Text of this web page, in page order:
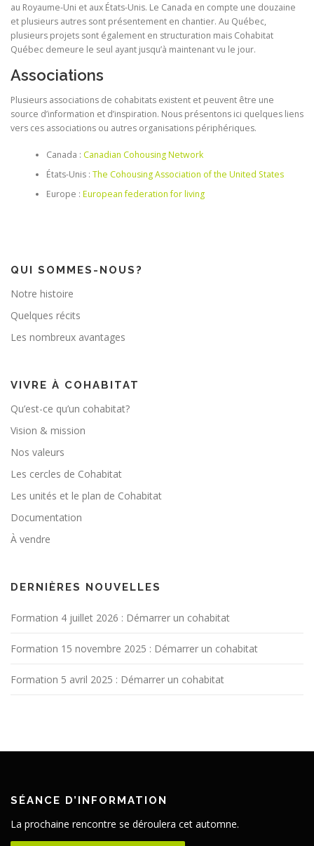
au Royaume-Uni et aux États-Unis. Le Canada en compte une douzaine
et plusieurs autres sont présentement en chantier. Au Québec,
plusieurs projets sont également en structuration mais Cohabitat
Québec demeure le seul ayant jusqu’à maintenant vu le jour.
Associations
Plusieurs associations de cohabitats existent et peuvent être une
source d’information et d’inspiration. Nous présentons ici quelques liens
vers ces associations ou autres organisations périphériques.
Canada : Canadian Cohousing Network
États-Unis : The Cohousing Association of the United States
Europe : European federation for living
QUI SOMMES-NOUS?
Notre histoire
Quelques récits
Les nombreux avantages
VIVRE À COHABITAT
Qu’est-ce qu’un cohabitat?
Vision & mission
Nos valeurs
Les cercles de Cohabitat
Les unités et le plan de Cohabitat
Documentation
À vendre
DERNIÈRES NOUVELLES
Formation 4 juillet 2026 : Démarrer un cohabitat
Formation 15 novembre 2025 : Démarrer un cohabitat
Formation 5 avril 2025 : Démarrer un cohabitat
SÉANCE D’INFORMATION
La prochaine rencontre se déroulera cet automne.